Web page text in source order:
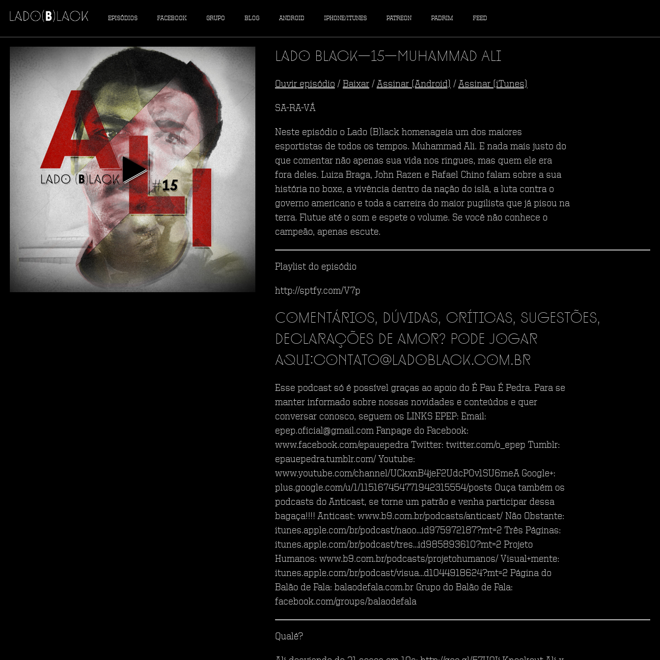
EPISÓDIOS FACEBOOK GRUPO BLOG ANDROID IPHONE/ITUNES PATREON PADRIM FEED
Lado Black—15—Muhammad Ali
Ouvir episódio / Baixar / Assinar (Android) / Assinar (iTunes)
SA-RA-VÁ
Neste episódio o Lado (B)lack homenageia um dos maiores
esportistas de todos os tempos. Muhammad Ali. E nada mais justo do
que comentar não apenas sua vida nos ringues, mas quem ele era
fora deles. Luiza Braga, John Razen e Rafael Chino falam sobre a sua
história no boxe, a vivência dentro da nação do islã, a luta contra o
governo americano e toda a carreira do maior pugilista que já pisou na
terra. Flutue até o som e espete o volume. Se você não conhece o
campeão, apenas escute.
Playlist do episódio
http://sptfy.com/V7p
Comentários, dúvidas, críticas, sugestões,
declarações de amor? Pode jogar
aqui:contato@ladoblack.com.br
Esse podcast só é possível graças ao apoio do É Pau É Pedra. Para se
manter informado sobre nossas novidades e conteúdos e quer
conversar conosco, seguem os LINKS EPEP: Email:
epep.oficial@gmail.com Fanpage do Facebook:
www.facebook.com/epauepedra Twitter: twitter.com/o_epep Tumblr:
epauepedra.tumblr.com/ Youtube:
www.youtube.com/channel/UCkxnB4jeF2UdcPOv1SU6meA Google+:
plus.google.com/u/1/115167454771942315554/posts Ouça também os
podcasts do Anticast, se torne um patrão e venha participar dessa
bagaça!!!! Anticast: www.b9.com.br/podcasts/anticast/ Não Obstante:
itunes.apple.com/br/podcast/nao­o…id975972187?mt=2 Três Páginas:
itunes.apple.com/br/podcast/tres­…id985893610?mt=2 Projeto
Humanos: www.b9.com.br/podcasts/projeto­humanos/ Visual+mente:
itunes.apple.com/br/podcast/visua…d1044918624?mt=2 Página do
Balão de Fala: balaodefala.com.br Grupo do Balão de Fala:
facebook.com/groups/balaodefala
Qualé?